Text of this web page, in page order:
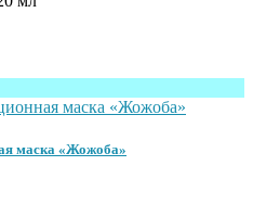
маска «Жожоба»